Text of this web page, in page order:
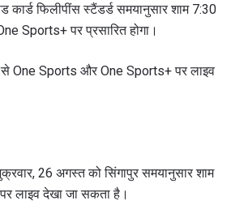
फिलीपींस स्टैंडर्ड समयानुसार शाम 7:30
Sports+ पर प्रसारित होगा।
से One Sports और One Sports+ पर लाइव
26 अगस्त को सिंगापुर समयानुसार शाम
लाइव देखा जा सकता है।